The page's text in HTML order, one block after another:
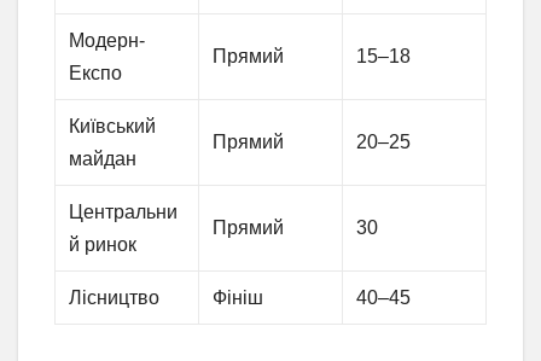
Модерн-
Експо
Прямий 15–18
Київський
майдан
Прямий 20–25
Центральни
й ринок
Прямий 30
Лісництво Фініш 40–45